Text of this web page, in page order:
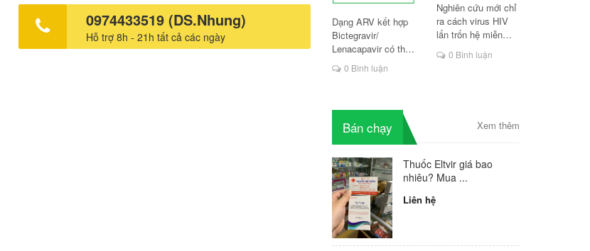
Hotline: DS.Hồng Nhung 0974433519. Mọi vấn đề về chuyên
môn cần trao đổi liên hệ Bác sĩ Thắng, call-zalo: 0988778115.
Xem thêm: Các thế hệ sinh phẩm xét nghiệm HIV? Các tiêu
0974433519 (DS.Nhung)
Hỗ trợ 8h - 21h tất cả các ngày
Dạng ARV kết hợp
Bictegravir/
Lenacapavir có thể
là lựa chọn mới cho
người HIV
0 Bình luận
Nghiên cứu mới chỉ
ra cách virus HIV
lẩn trốn hệ miễn
0 Bình luận
Bán chạy Xem thêm
Thuốc Eltvir giá bao
nhiêu? Mua ...
Liên hệ